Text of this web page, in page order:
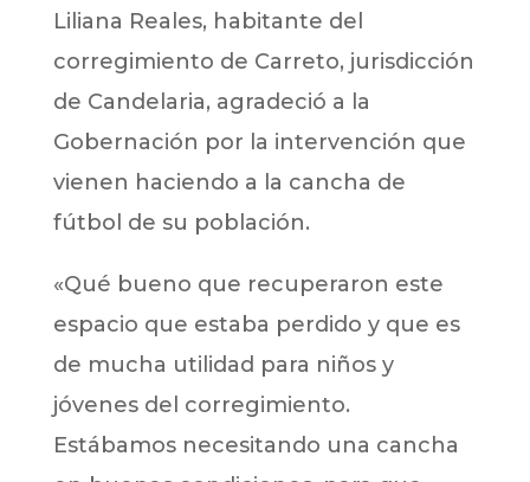
Liliana Reales, habitante del
corregimiento de Carreto, jurisdicción
de Candelaria, agradeció a la
Gobernación por la intervención que
vienen haciendo a la cancha de
fútbol de su población.
«Qué bueno que recuperaron este
espacio que estaba perdido y que es
de mucha utilidad para niños y
jóvenes del corregimiento.
Estábamos necesitando una cancha